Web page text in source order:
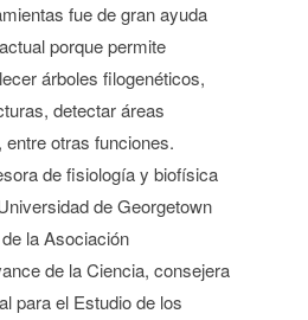
fue de gran ayuda
porque permite
árboles filogenéticos,
detectar áreas
otras funciones.
de fisiología y biofísica
de Georgetown
la Asociación
de la Ciencia, consejera
para el Estudio de los